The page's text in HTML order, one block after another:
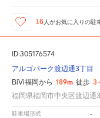
16 人がお気に入りの駐
ID:305176574
アルゴパーク渡辺通3丁目
BiVi福岡から 189m 徒歩 3
福岡県福岡市中央区渡辺通
駐車場形式 -